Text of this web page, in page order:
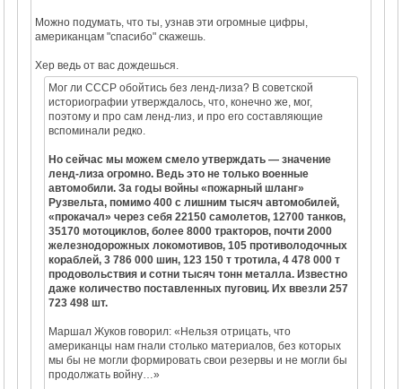
Можно подумать, что ты, узнав эти огромные цифры,
американцам "спасибо" скажешь.
Хер ведь от вас дождешься.
Мог ли СССР обойтись без ленд-лиза? В советской
историографии утверждалось, что, конечно же, мог,
поэтому и про сам ленд-лиз, и про его составляющие
вспоминали редко.
Но сейчас мы можем смело утверждать — значение
ленд-лиза огромно. Ведь это не только военные
автомобили. За годы войны «пожарный шланг»
Рузвельта, помимо 400 с лишним тысяч автомобилей,
«прокачал» через себя 22150 самолетов, 12700 танков,
35170 мотоциклов, более 8000 тракторов, почти 2000
железнодорожных локомотивов, 105 противолодочных
кораблей, 3 786 000 шин, 123 150 т тротила, 4 478 000 т
продовольствия и сотни тысяч тонн металла. Известно
даже количество поставленных пуговиц. Их ввезли 257
723 498 шт.
Маршал Жуков говорил: «Нельзя отрицать, что
американцы нам гнали столько материалов, без которых
мы бы не могли формировать свои резервы и не могли бы
продолжать войну…»